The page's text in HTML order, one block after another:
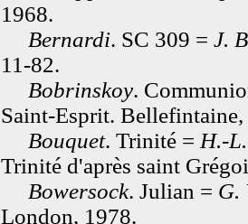
1968.
Bernardi. SC 309 = J.
11-82.
Bobrinskoy.
Saint-Esprit.
Bouquet. Trinité = H.-
Trinité d'après saint
Bowersock. Julian = G.
London, 1978.